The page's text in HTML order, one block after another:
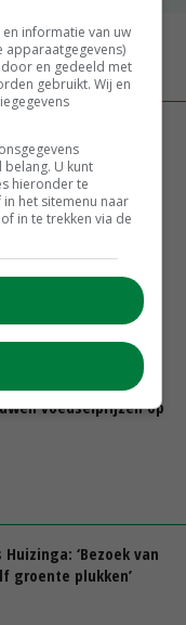
Zuid-Hollandse
komt van de
voedselprijzen op
‘Bezoek van
groente plukken’
informatie van uw
apparaatgegevens)
en gedeeld met
gebruikt. Wij en
U kunt
hieronder te
het sitemenu naar
in te trekken via de